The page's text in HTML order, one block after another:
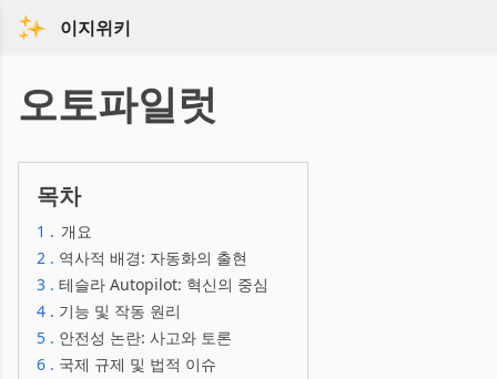
이지위키
오토파일럿
목차
1 . 개요
2 . 역사적 배경: 자동화의 출현
3 . 테슬라 Autopilot: 혁신의 중심
4 . 기능 및 작동 원리
5 . 안전성 논란: 사고와 토론
6 . 국제 규제 및 법적 이슈